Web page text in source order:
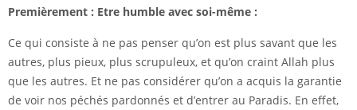
Premièrement : Etre humble avec soi-même :
Ce qui consiste à ne pas penser qu’on est plus savant que les
autres, plus pieux, plus scrupuleux, et qu’on craint Allah plus
que les autres. Et ne pas considérer qu’on a acquis la garantie
de voir nos péchés pardonnés et d’entrer au Paradis. En effet,